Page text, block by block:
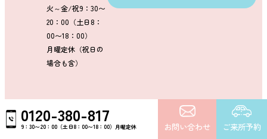
火～金/祝9：30〜
20：00（土日8：
00〜18：00）
月曜定休（祝日の
場合も含）
0120-380-817
9：30〜20：00（土日8：00〜18：00）月曜定休 お問い合わせ ご来所予約